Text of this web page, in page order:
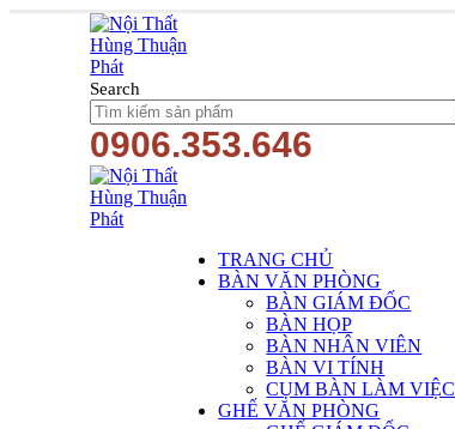
Search
0906.353.646
TRANG CHỦ
BÀN VĂN PHÒNG
BÀN GIÁM ĐỐC
BÀN HỌP
BÀN NHÂN VIÊN
BÀN VI TÍNH
CỤM BÀN LÀM VIỆC
GHẾ VĂN PHÒNG